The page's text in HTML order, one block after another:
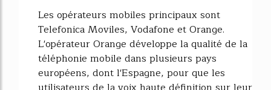
Les opérateurs mobiles principaux sont
Telefonica Moviles, Vodafone et Orange.
L'opérateur Orange développe la qualité de la
téléphonie mobile dans plusieurs pays
européens, dont l'Espagne, pour que les